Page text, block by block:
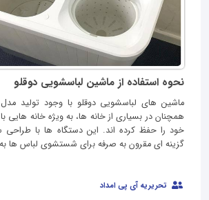
نحوه استفاده از ماشین لباسشویی دوقلو
ماشین‌ های لباسشویی دوقلو با وجود تولید
همچنان در بسیاری از خانه‌ ها، به ویژه خانه‌ هایی
خود را حفظ کرده‌ اند. این دستگاه‌ ها با طراحی
گزینه‌ ای مقرون‌ به‌ صرفه برای شستشوی لباس‌ ها
تحریریه آی پی امداد